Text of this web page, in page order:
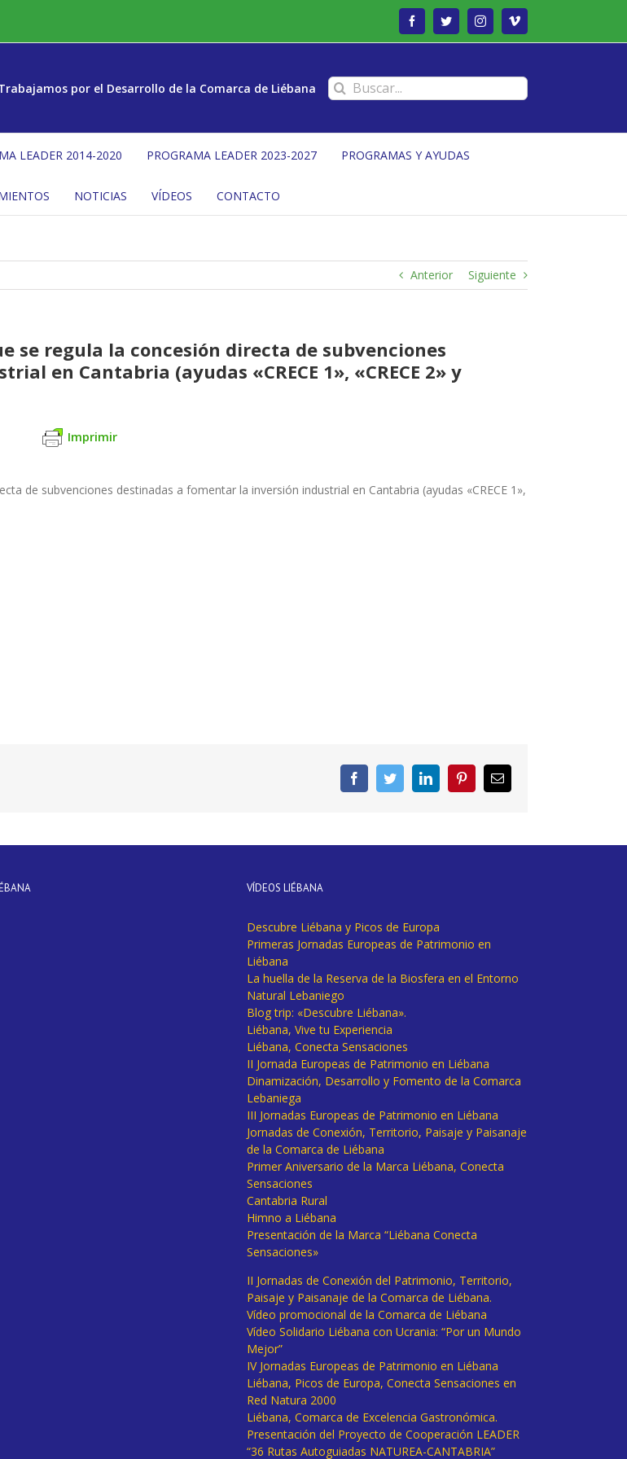
FacebookTwitterInstagramVimeo
por el Desarrollo de la Comarca de Liébana Buscar:
LEADER 2014-2020 PROGRAMA LEADER 2023-2027 PROGRAMAS Y AYUDAS
NOTICIAS VÍDEOS CONTACTO
Anterior Siguiente
se regula la concesión directa de subvenciones
en Cantabria (ayudas «CRECE 1», «CRECE 2» y
Imprimir
de subvenciones destinadas a fomentar la inversión industrial en Cantabria (ayudas «CRECE 1»,
FacebookTwitterLinkedInPinterestCorreo
electrónico
VÍDEOS LIÉBANA
Descubre Liébana y Picos de Europa
Primeras Jornadas Europeas de Patrimonio en
Liébana
La huella de la Reserva de la Biosfera en el Entorno
Natural Lebaniego
Blog trip: «Descubre Liébana».
Liébana, Vive tu Experiencia
Liébana, Conecta Sensaciones
II Jornada Europeas de Patrimonio en Liébana
Dinamización, Desarrollo y Fomento de la Comarca
Lebaniega
III Jornadas Europeas de Patrimonio en Liébana
Jornadas de Conexión, Territorio, Paisaje y Paisanaje
de la Comarca de Liébana
Primer Aniversario de la Marca Liébana, Conecta
Sensaciones
Cantabria Rural
Himno a Liébana
Presentación de la Marca “Liébana Conecta
Sensaciones»
II Jornadas de Conexión del Patrimonio, Territorio,
Paisaje y Paisanaje de la Comarca de Liébana.
Vídeo promocional de la Comarca de Liébana
Vídeo Solidario Liébana con Ucrania: “Por un Mundo
Mejor”
IV Jornadas Europeas de Patrimonio en Liébana
Liébana, Picos de Europa, Conecta Sensaciones en
Red Natura 2000
Liébana, Comarca de Excelencia Gastronómica.
Presentación del Proyecto de Cooperación LEADER
“36 Rutas Autoguiadas NATUREA-CANTABRIA”